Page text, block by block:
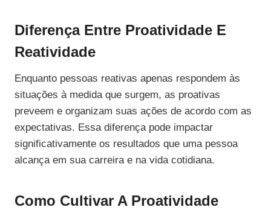
Diferença Entre Proatividade E
Reatividade
Enquanto pessoas reativas apenas respondem às
situações à medida que surgem, as proativas
preveem e organizam suas ações de acordo com as
expectativas. Essa diferença pode impactar
significativamente os resultados que uma pessoa
alcança em sua carreira e na vida cotidiana.
Como Cultivar A Proatividade